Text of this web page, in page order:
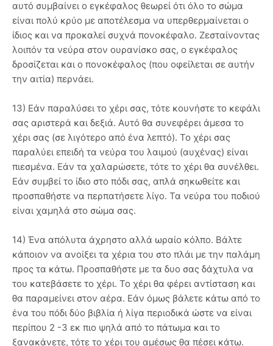
αυτό συμβαίνει ο εγκέφαλος θεωρεί ότι όλο το σώμα
είναι πολύ κρύο με αποτέλεσμα να υπερθερμαίνεται ο
ίδιος και να προκαλεί συχνά πονοκέφαλο. Ζεσταίνοντας
λοιπόν τα νεύρα στον ουρανίσκο σας, ο εγκέφαλος
δροσίζεται και ο πονοκέφαλος (που οφείλεται σε αυτήν
την αιτία) περνάει.
13) Εάν παραλύσει το χέρι σας, τότε κουνήστε το κεφάλι
σας αριστερά και δεξιά. Αυτό θα συνεφέρει άμεσα το
χέρι σας (σε λιγότερο από ένα λεπτό). Το χέρι σας
παραλύει επειδή τα νεύρα του λαιμού (αυχένας) είναι
πιεσμένα. Εάν τα χαλαρώσετε, τότε το χέρι θα συνέλθει.
Εάν συμβεί το ίδιο στο πόδι σας, απλά σηκωθείτε και
προσπαθήστε να περπατήσετε λίγο. Τα νεύρα του ποδιού
είναι χαμηλά στο σώμα σας.
14) Ένα απόλυτα άχρηστο αλλά ωραίο κόλπο. Βάλτε
κάποιον να ανοίξει τα χέρια του στο πλάι με την παλάμη
προς τα κάτω. Προσπαθήστε με τα δυο σας δάχτυλα να
του κατεβάσετε το χέρι. Το χέρι θα φέρει αντίσταση και
θα παραμείνει στον αέρα. Εάν όμως βάλετε κάτω από το
ένα του πόδι δύο βιβλία ή λίγα περιοδικά ώστε να είναι
περίπου 2 -3 εκ πιο ψηλά από το πάτωμα και το
ξανακάνετε, τότε το χέρι του αμέσως θα πέσει κάτω.